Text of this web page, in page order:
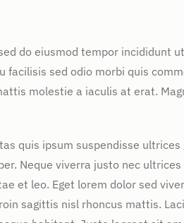
do eiusmod tempor incididunt
sed odio morbi quis
molestie a iaculis at erat.
quis ipsum suspendisse
Neque viverra justo nec ultrices
et leo. Eget lorem dolor sed
sagittis nisl rhoncus mattis.